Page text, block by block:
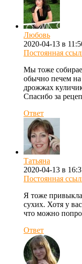
Любовь
2020-04-13 в
Постоянная
Мы тоже
обычно печем
дрожжах
Спасибо за
Ответ
Татьяна
2020-04-13 в
Постоянная
Я тоже
сухих. Хотя у
что можно
Ответ